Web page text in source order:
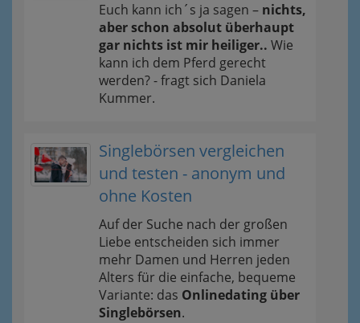
Euch kann ich´s ja sagen – nichts,
aber schon absolut überhaupt
gar nichts ist mir heiliger.. Wie
kann ich dem Pferd gerecht
werden? - fragt sich Daniela
Kummer.
Singlebörsen vergleichen
und testen - anonym und
ohne Kosten
Auf der Suche nach der großen
Liebe entscheiden sich immer
mehr Damen und Herren jeden
Alters für die einfache, bequeme
Variante: das Onlinedating über
Singlebörsen.